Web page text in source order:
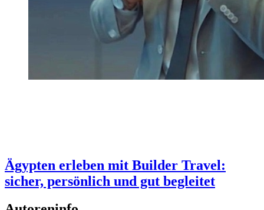
Ägypten erleben mit Builder Travel:
sicher, persönlich und gut begleitet